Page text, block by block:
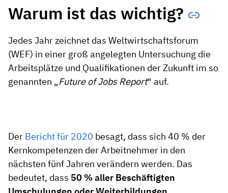
Warum ist das wichtig?
Jedes Jahr zeichnet das Weltwirtschaftsforum
(WEF) in einer groß angelegten Untersuchung die
Arbeitsplätze und Qualifikationen der Zukunft im so
genannten „Future of Jobs Report“ auf.
Der Bericht für 2020 besagt, dass sich 40 % der
Kernkompetenzen der Arbeitnehmer in den
nächsten fünf Jahren verändern werden. Das
bedeutet, dass 50 % aller Beschäftigten